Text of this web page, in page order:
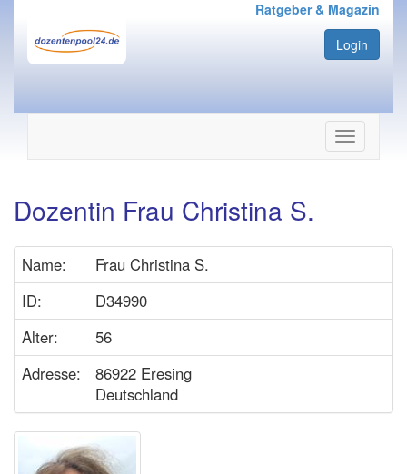
Ratgeber & Magazin
Login
Navigation
ein-/
Dozentin Frau Christina S.
Name:
Frau Christina S.
ID:
D34990
Alter:
56
Adresse:
86922 Eresing
Deutschland